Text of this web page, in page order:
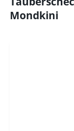
Mondkini